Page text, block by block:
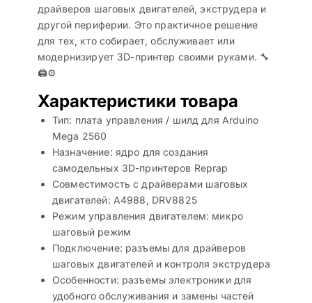
драйверов шаговых двигателей, экструдера и
другой периферии. Это практичное решение
для тех, кто собирает, обслуживает или
модернизирует 3D-принтер своими руками. 🔧
🖨️⚙️
Характеристики товара
Тип: плата управления / шилд для Arduino
Mega 2560
Назначение: ядро для создания
самодельных 3D-принтеров Reprap
Совместимость с драйверами шаговых
двигателей: A4988, DRV8825
Режим управления двигателем: микро
шаговый режим
Подключение: разъемы для драйверов
шаговых двигателей и контроля экструдера
Особенности: разъемы электроники для
удобного обслуживания и замены частей